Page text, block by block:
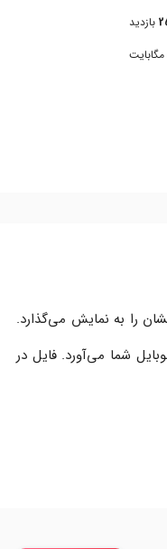
بازدید
مگابایت
را به نمایش می‌گذارد.
شما می‌آورد. فایل در